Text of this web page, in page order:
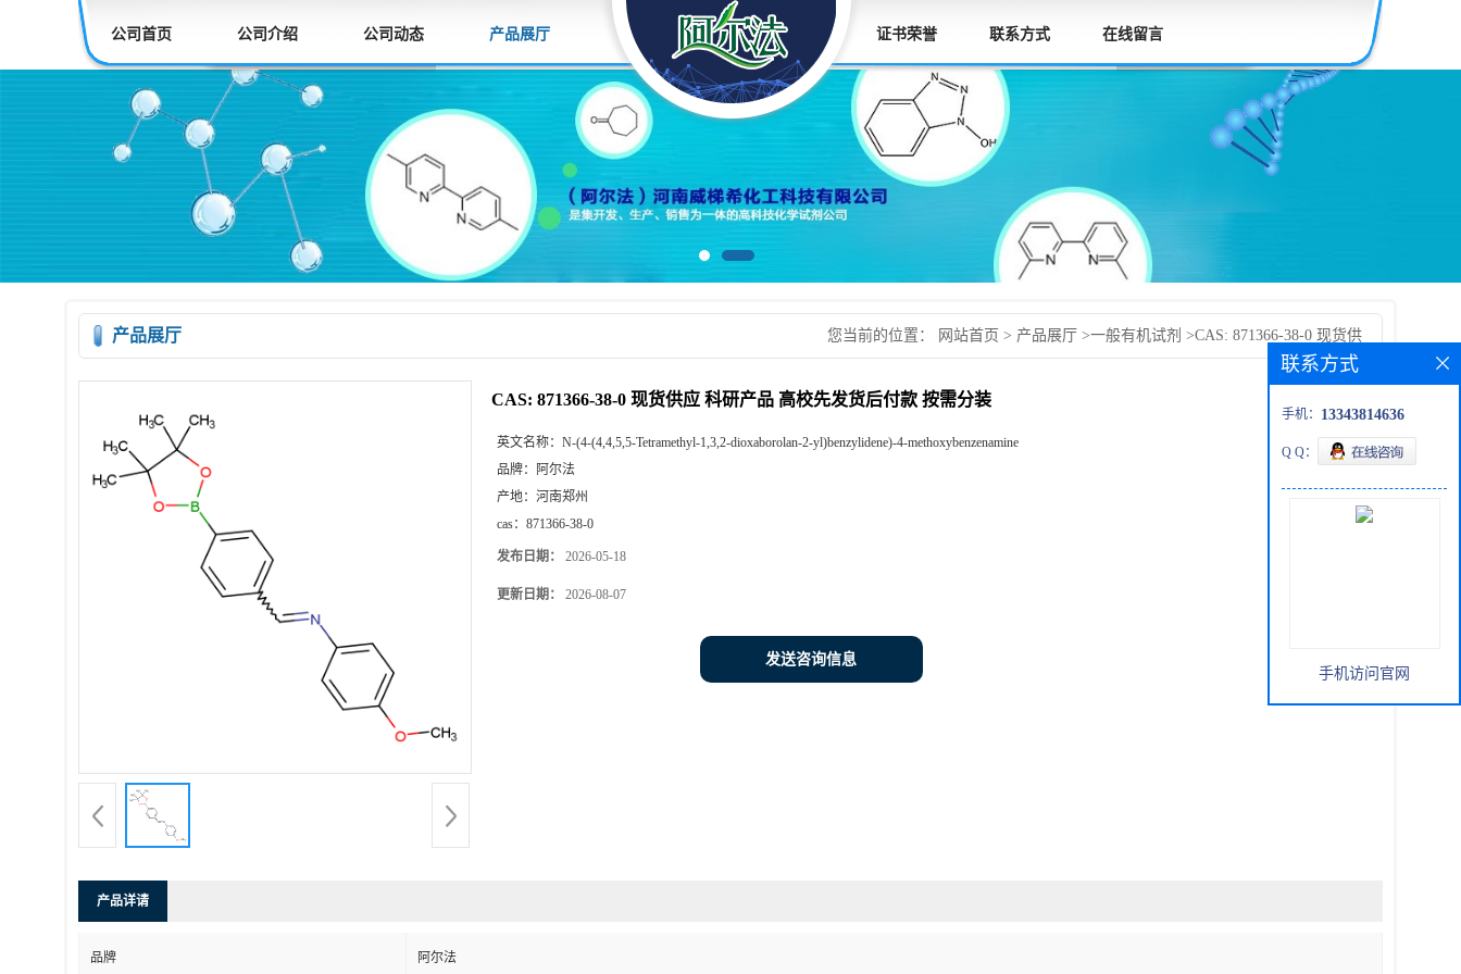
公司首页 公司介绍 公司动态 产品展厅 证书荣誉 联系方式 在线留言
产品展厅 您当前的位置： 网站首页 > 产品展厅 >一般有机试剂 >CAS: 871366-38-0 现货供
CAS: 871366-38-0 现货供应 科研产品 高校先发货后付款 按需分装
英文名称： N-(4-(4,4,5,5-Tetramethyl-1,3,2-dioxaborolan-2-yl)benzylidene)-4-methoxybenzenamine
品牌： 阿尔法
产地： 河南郑州
cas： 871366-38-0
发布日期： 2026-05-18
更新日期： 2026-08-07
发送咨询信息
产品详请
品牌 阿尔法
联系方式
手机： 13343814636
Q Q：
手机访问官网